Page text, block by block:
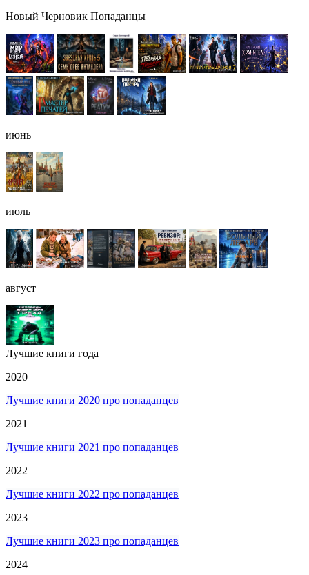
Новый Черновик Попаданцы
июнь
июль
август
Лучшие книги года
2020
Лучшие книги 2020 про попаданцев
2021
Лучшие книги 2021 про попаданцев
2022
Лучшие книги 2022 про попаданцев
2023
Лучшие книги 2023 про попаданцев
2024